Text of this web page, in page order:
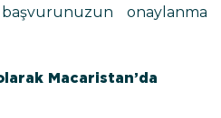
onaylanma
Macaristan’da